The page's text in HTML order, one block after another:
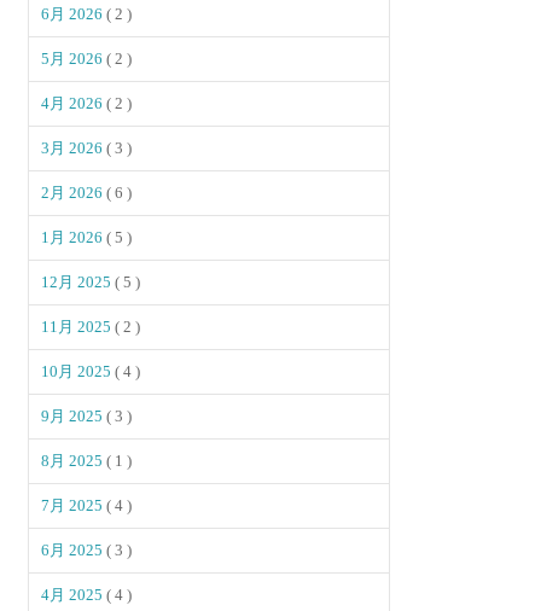
6月 2026( 2 )
5月 2026( 2 )
4月 2026( 2 )
3月 2026( 3 )
2月 2026( 6 )
1月 2026( 5 )
12月 2025( 5 )
11月 2025( 2 )
10月 2025( 4 )
9月 2025( 3 )
8月 2025( 1 )
7月 2025( 4 )
6月 2025( 3 )
4月 2025( 4 )